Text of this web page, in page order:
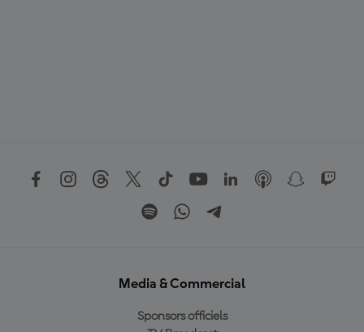
Media & Commercial
Sponsors officiels